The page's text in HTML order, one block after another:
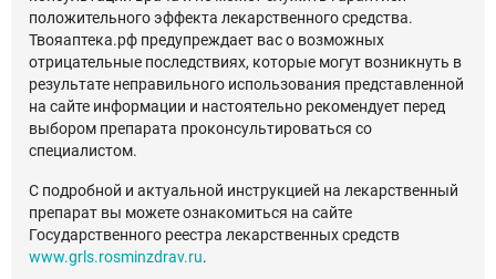
положительного эффекта лекарственного средства.
Твояаптека.рф предупреждает вас о возможных
отрицательные последствиях, которые могут возникнуть в
результате неправильного использования представленной
на сайте информации и настоятельно рекомендует перед
выбором препарата проконсультироваться со
специалистом.
С подробной и актуальной инструкцией на лекарственный
препарат вы можете ознакомиться на сайте
Государственного реестра лекарственных средств
www.grls.rosminzdrav.ru.